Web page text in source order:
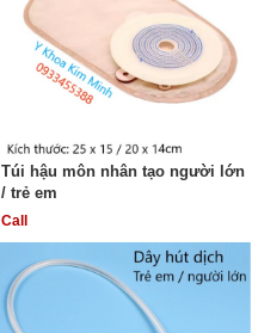
Túi hậu môn nhân tạo người lớn
/ trẻ em
Call